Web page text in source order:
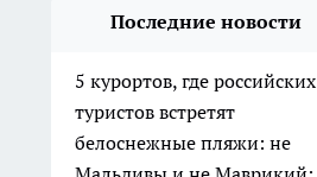
Последние новости
5 курортов, где российских
туристов встретят
белоснежные пляжи: не